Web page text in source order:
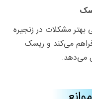
بهتر مشکلات در زنجیره
می‌کند و ریسک
می‌دهد.